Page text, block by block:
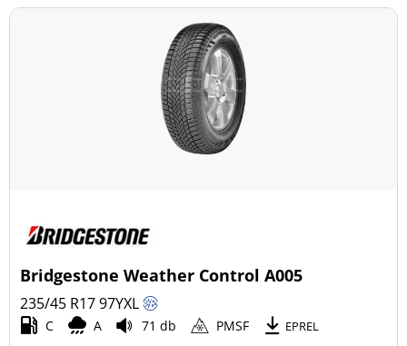
Bridgestone Weather Control A005
235/45 R1797YXL
C A 71 db PMSF EPREL